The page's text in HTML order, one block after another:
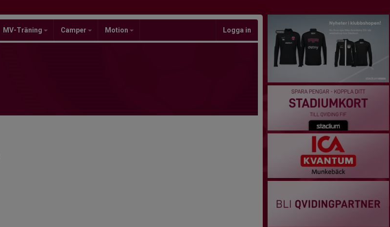
MV-Träning Camper Motion Logga in